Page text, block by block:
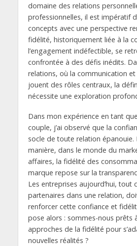
domaine des relations
professionnelles, il est impératif
concepts avec une perspective
fidélité, historiquement liée à la
l’engagement indéfectible, se
confrontée à des défis inédits.
relations, où la communication et
jouent des rôles centraux, la
nécessite une exploration
Dans mon expérience en tant
couple, j’ai observé que la
socle de toute relation épanouie.
manière, dans le monde du
affaires, la fidélité des
marque repose sur la
Les entreprises aujourd’hui, tout
partenaires dans une relation,
renforcer cette confiance et
pose alors : sommes-nous prêts
approches de la fidélité pour
nouvelles réalités ?